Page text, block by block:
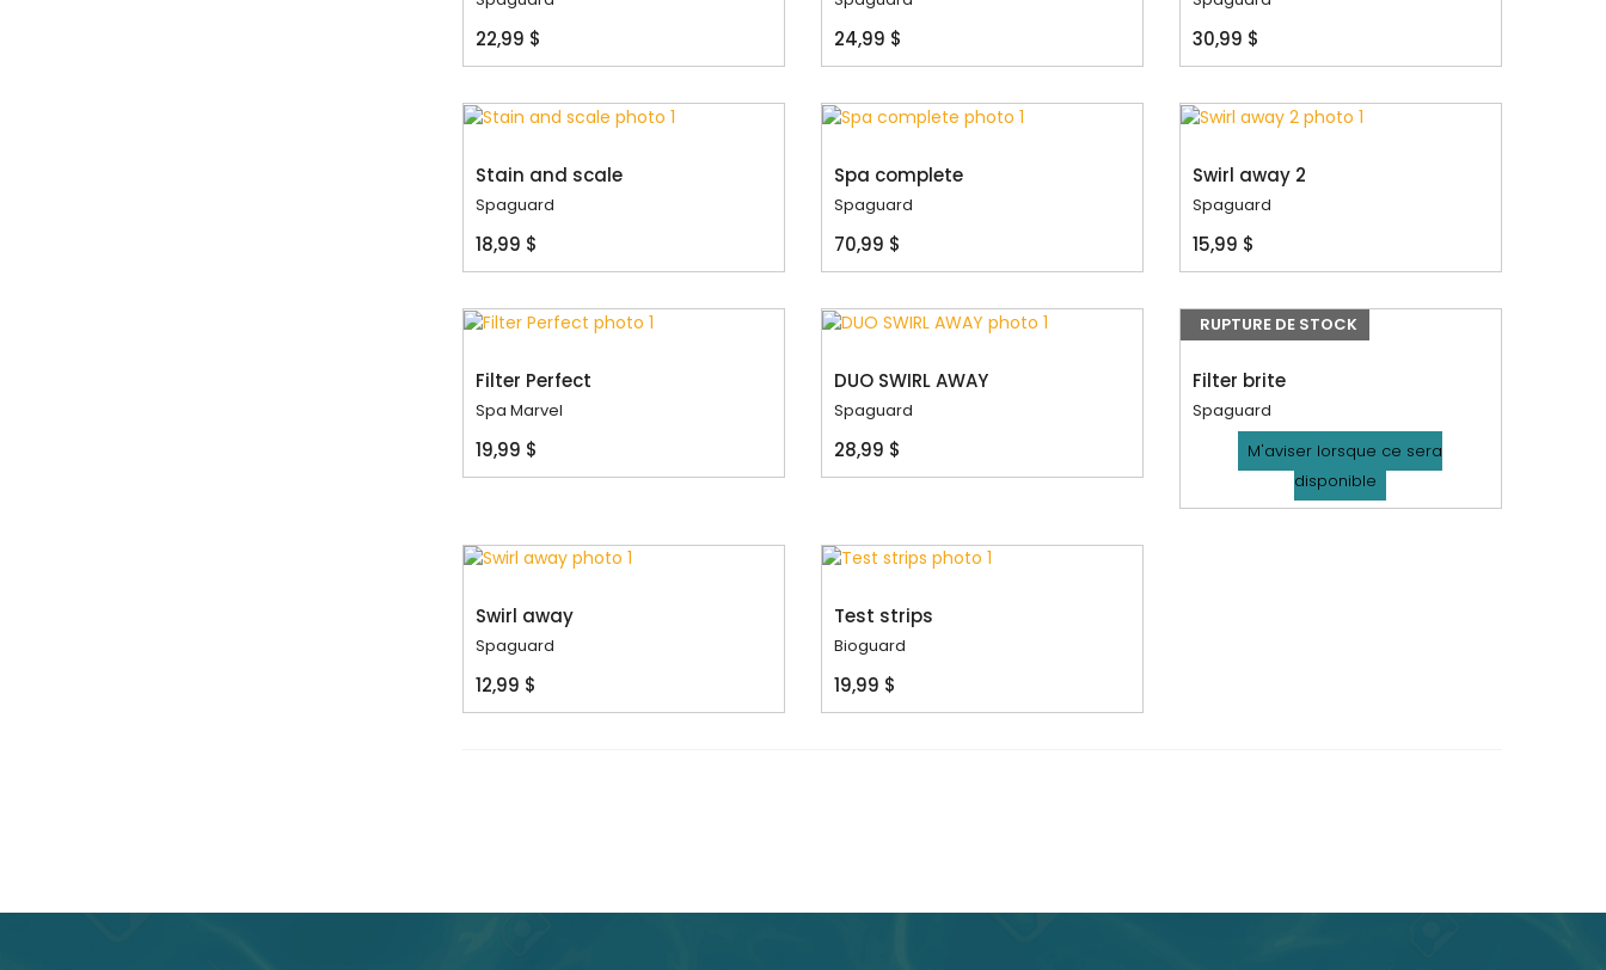
22,99 $ 24,99 $ 30,99 $
Stain and scale
Spaguard
18,99 $
Spa complete
Spaguard
70,99 $
Swirl away 2
Spaguard
15,99 $
Filter Perfect
Spa Marvel
19,99 $
DUO SWIRL AWAY
Spaguard
28,99 $
RUPTURE DE STOCK
Filter brite
Spaguard
M'aviser lorsque ce sera
disponible
Swirl away
Spaguard
12,99 $
Test strips
Bioguard
19,99 $